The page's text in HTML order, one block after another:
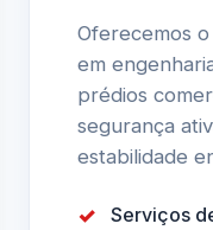
Oferecemos
em
prédios
segurança
estabilidade
Serviços